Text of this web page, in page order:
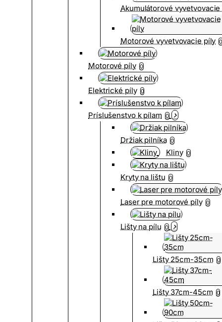
Akumulátorové
Motorové vyvetvovacie píly
Motorové píly 0
Elektrické píly 0
Príslušenstvo k pílam 0
Držiak pilníka 0
Kliny 0
Kryty na lištu 0
Laser pre motorové píly 0
Lišty na pílu 0
Lišty 25cm-35cm 0
Lišty 37cm-45cm 0